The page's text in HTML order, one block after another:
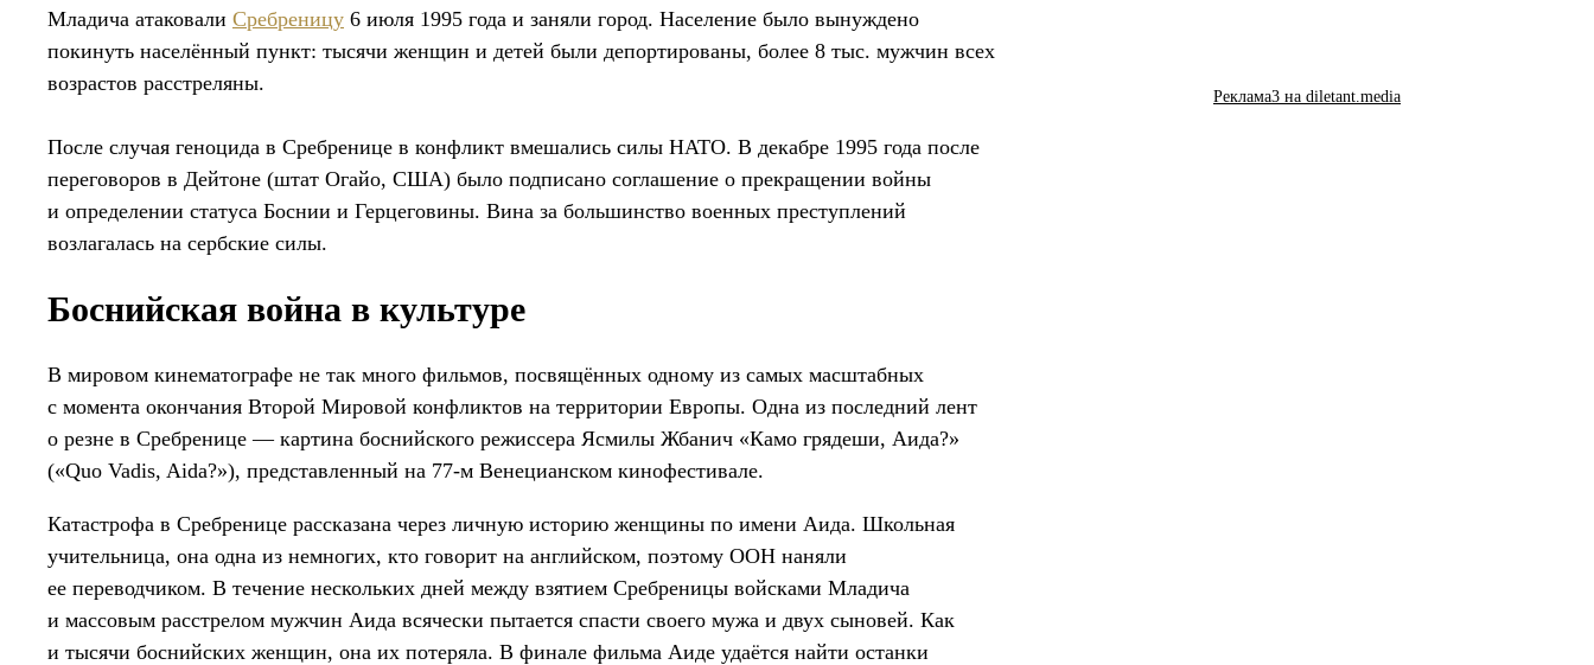
Младича атаковали Сребреницу 6 июля 1995 года и заняли город. Население было вынуждено
покинуть населённый пункт: тысячи женщин и детей были депортированы, более 8 тыс. мужчин всех
возрастов расстреляны.
После случая геноцида в Сребренице в конфликт вмешались силы НАТО. В декабре 1995 года после
переговоров в Дейтоне (штат Огайо, США) было подписано соглашение о прекращении войны
и определении статуса Боснии и Герцеговины. Вина за большинство военных преступлений
возлагалась на сербские силы.
Боснийская война в культуре
В мировом кинематографе не так много фильмов, посвящённых одному из самых масштабных
с момента окончания Второй Мировой конфликтов на территории Европы. Одна из последний лент
о резне в Сребренице — картина боснийского режиссера Ясмилы Жбанич «Камо грядеши, Аида?»
(«Quo Vadis, Aida?»), представленный на 77-м Венецианском кинофестивале.
Катастрофа в Сребренице рассказана через личную историю женщины по имени Аида. Школьная
учительница, она одна из немногих, кто говорит на английском, поэтому ООН наняли
ее переводчиком. В течение нескольких дней между взятием Сребреницы войсками Младича
и массовым расстрелом мужчин Аида всячески пытается спасти своего мужа и двух сыновей. Как
и тысячи боснийских женщин, она их потеряла. В финале фильма Аиде удаётся найти останки
Реклама3 на diletant.media